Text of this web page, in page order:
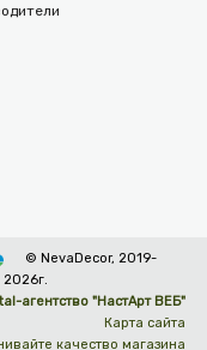
© NevaDecor, 2019-
2026г.
агентство "НастАрт ВЕБ"
Карта сайта